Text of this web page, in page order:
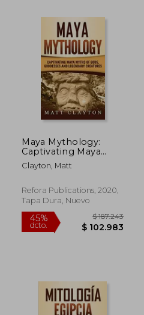
45%
dcto.
Maya Mythology:
Captivating Maya
Myths of Gods,
Goddesses and
(en Inglés)
Clayton, Matt
Refora Publications, 2020,
Tapa Dura, Nuevo